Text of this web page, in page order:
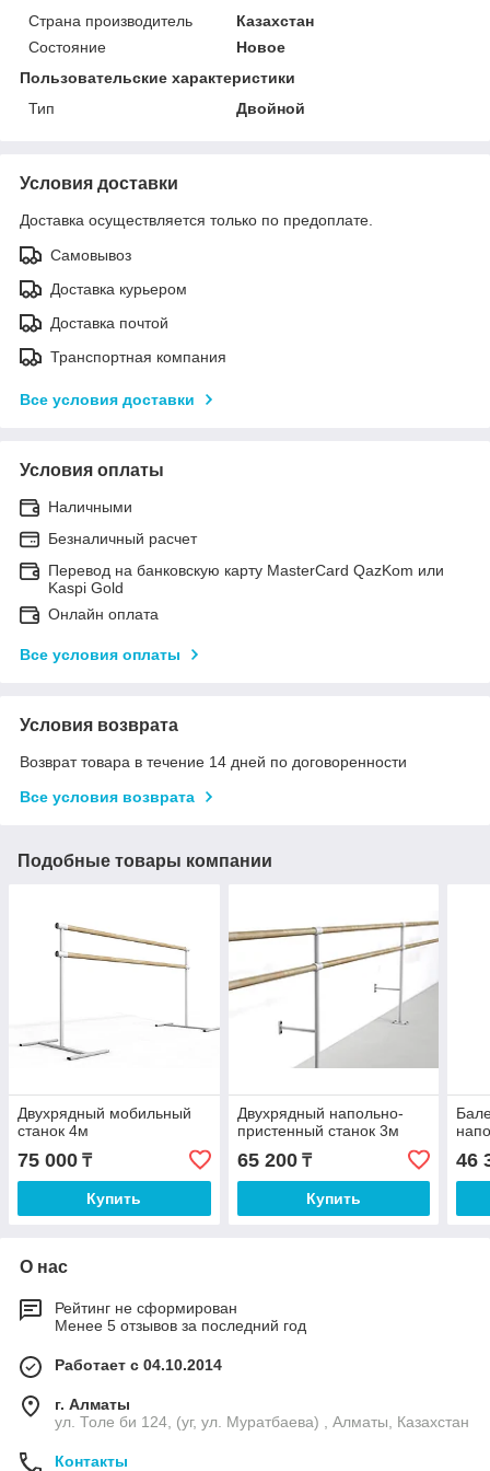
Страна производитель
Казахстан
Состояние
Новое
Пользовательские характеристики
Тип
Двойной
Условия доставки
Доставка осуществляется только по предоплате.
Самовывоз
Доставка курьером
Доставка почтой
Транспортная компания
Все условия доставки
Условия оплаты
Наличными
Безналичный расчет
Перевод на банковскую карту MasterCard QazKom или
Kaspi Gold
Онлайн оплата
Все условия оплаты
Условия возврата
Возврат товара в течение 14 дней по договоренности
Все условия возврата
Подобные товары компании
Двухрядный мобильный
станок 4м
75 000 ₸
Купить
Двухрядный напольно-
пристенный станок 3м
65 200₸
Купить
46
О нас
Рейтинг не сформирован
Менее 5 отзывов за последний год
Работает с 04.10.2014
г. Алматы
ул. Толе би 124, (уг, ул. Муратбаева) , Алматы, Казахстан
Контакты